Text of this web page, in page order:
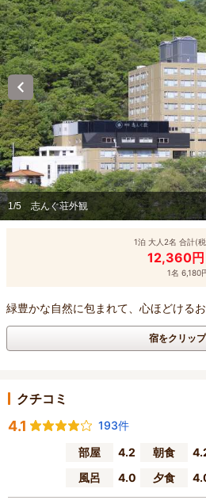
1/5 志んぐ荘外観
1泊 大人2名 合計(
12,360円
1名 6,180
緑豊かな自然に包まれて、心ほどける
宿をクリップ
クチコミ
4.1
193件
部屋
4.2 朝食
風呂
4.0 夕食